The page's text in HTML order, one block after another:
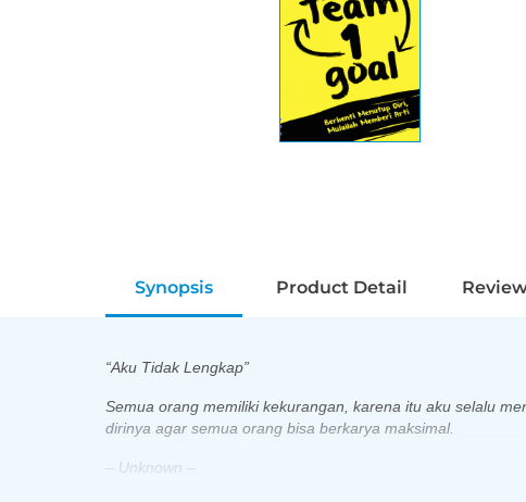
Synopsis Product Detail
“Aku Tidak Lengkap”
Semua orang memiliki kekurangan, karena itu aku selalu
dirinya agar semua orang bisa berkarya maksimal.
– Unknown –